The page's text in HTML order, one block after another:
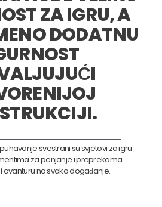
ZA IGRU, A
DODATNU
svestrani su svjetovi za igru
za penjanje i preprekama.
avanturu na svako događanje.